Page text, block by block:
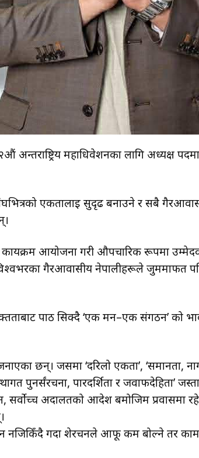
महाधिवेशनका लागि अध्यक्ष पदमा
एकतालाई सुदृढ बनाउने र सबै
आयोजना गरी औपचारिक रूपमा
गैरआवासीय नेपालीहरूले जुममार्फत
पाठ सिक्दै ‘एक मन–एक संगठन’ को
छन्। जसमा ‘दरिलो एकता’, ‘समानता,
पुनर्संरचना, पारदर्शिता र जवाफदेहिता’
सर्वोच्च अदालतको आदेश बमोजिम प्रवासमा
नजिकिँदै गर्दा शेरचनले आफू कम बोल्ने तर